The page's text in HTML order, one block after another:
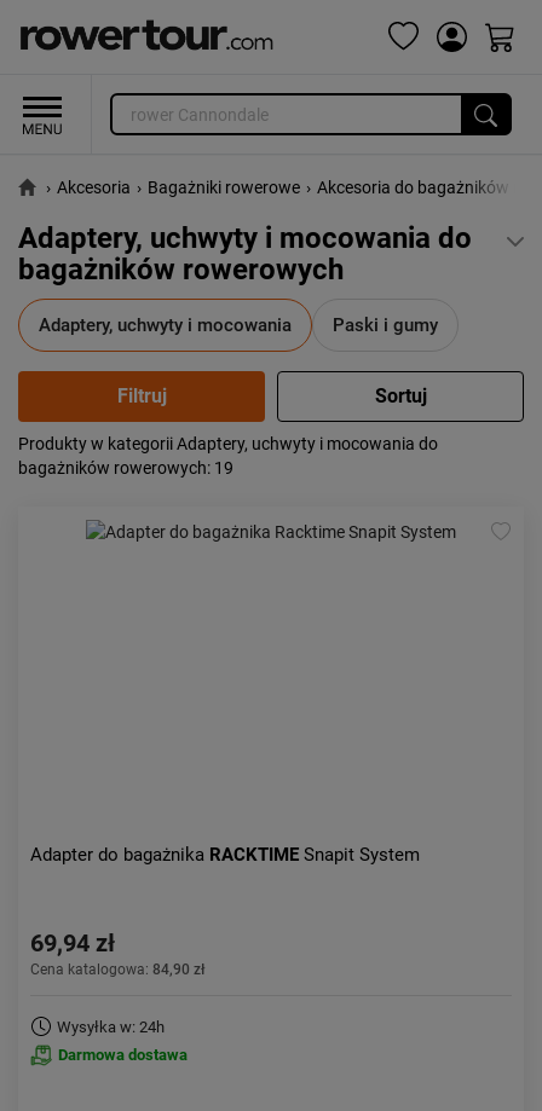
› Akcesoria › Bagażniki rowerowe › Akcesoria do bagażników
Adaptery, uchwyty i mocowania do
bagażników rowerowych
Adaptery, uchwyty i mocowania Paski i gumy
Popularność:
największa
Cena:
Produkty w kategorii Adaptery, uchwyty i mocowania do
bagażników rowerowych: 19
Adapter do bagażnika RACKTIME Snapit System
69,94 zł
Cena katalogowa: 84,90 zł
Wysyłka w: 24h
Darmowa dostawa